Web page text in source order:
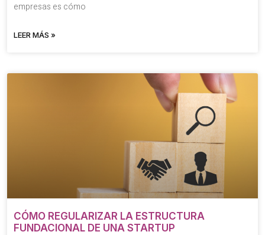
empresas es cómo
LEER MÁS »
CÓMO REGULARIZAR LA ESTRUCTURA
FUNDACIONAL DE UNA STARTUP